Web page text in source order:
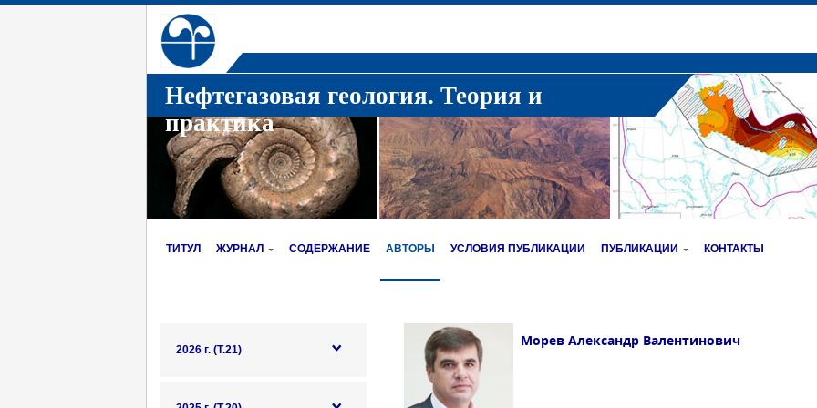
Нефтегазовая геология. Теория и
практика
ТИТУЛ ЖУРНАЛ СОДЕРЖАНИЕ АВТОРЫ УСЛОВИЯ ПУБЛИКАЦИИ ПУБЛИКАЦИИ КОНТАКТЫ
2026 г. (Т.21)
Морев Александр Валентинович